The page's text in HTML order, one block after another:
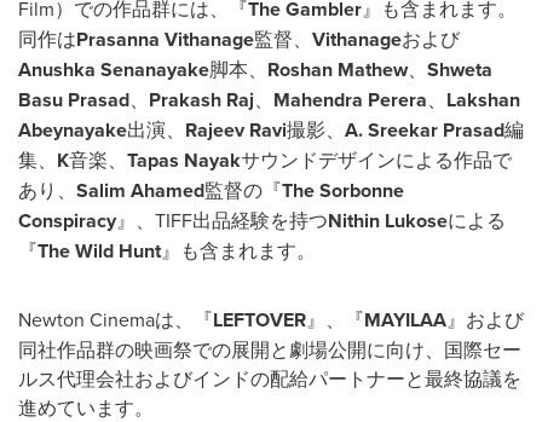
Film）での作品群には、『The Gambler』も含まれます。
同作はPrasanna Vithanage監督、 Vithanageおよび
Anushka Senanayake脚本、 Roshan Mathew、 Shweta
Basu Prasad、 Prakash Raj、 Mahendra Perera、 Lakshan
Abeynayake出演、 Rajeev Ravi撮影、 A. Sreekar Prasad編
集、 K音楽、 Tapas Nayakサウンドデザインによる作品で
あり、 Salim Ahamed監督の『The Sorbonne
Conspiracy』、TIFF出品経験を持つNithin Lukoseによる
『The Wild Hunt』も含まれます。
Newton Cinemaは、『LEFTOVER』、『MAYILAA』および
同社作品群の映画祭での展開と劇場公開に向け、国際セー
ルス代理会社およびインドの配給パートナーと最終協議を
進めています。